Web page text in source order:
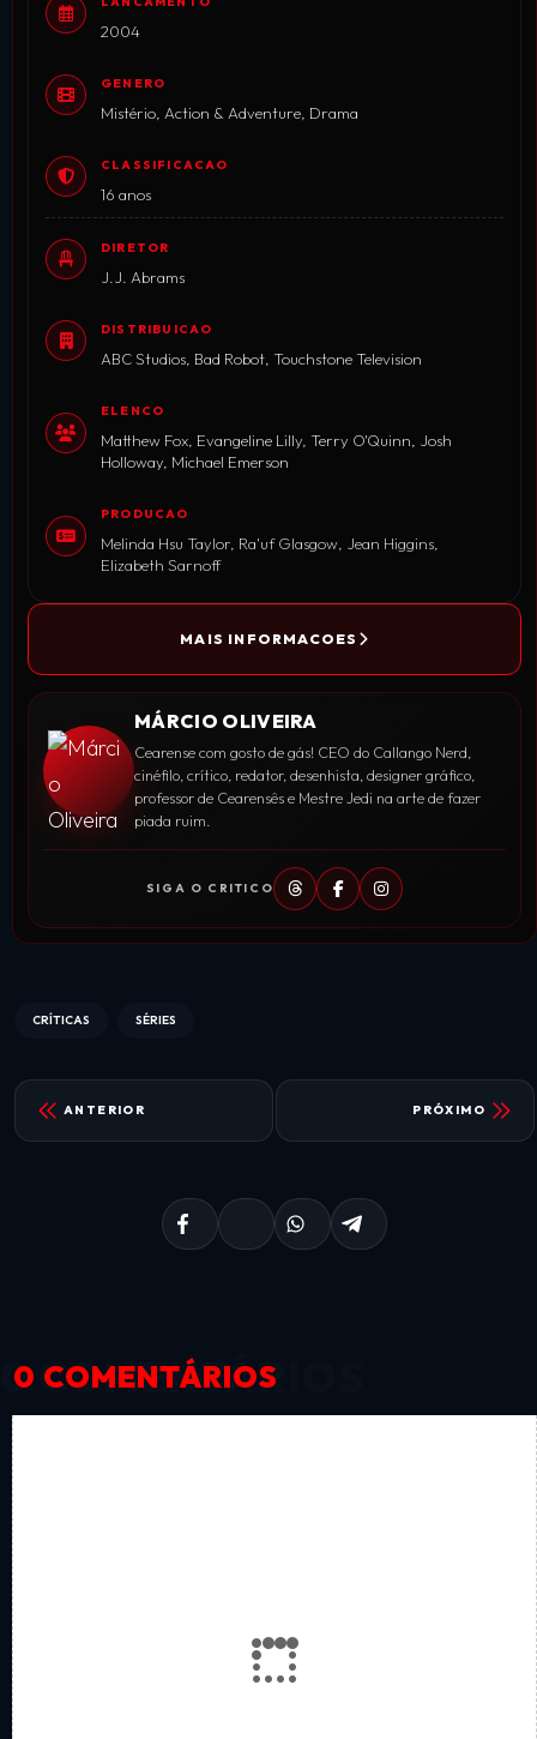
2004
GENERO
Mistério, Action & Adventure, Drama
CLASSIFICACAO
16 anos
DIRETOR
J.J. Abrams
DISTRIBUICAO
ABC Studios, Bad Robot, Touchstone Television
ELENCO
Matthew Fox, Evangeline Lilly, Terry O'Quinn, Josh
Holloway, Michael Emerson
PRODUCAO
Melinda Hsu Taylor, Ra'uf Glasgow, Jean Higgins,
Elizabeth Sarnoff
MAIS INFORMACOES
MÁRCIO OLIVEIRA
Cearense com gosto de gás! CEO do Callango Nerd,
cinéfilo, crítico, redator, desenhista, designer gráfico,
professor de Cearensês e Mestre Jedi na arte de fazer
piada ruim.
SIGA O CRITICO
CRÍTICAS SÉRIES
ANTERIOR PRÓXIMO
0 COMENTÁRIOS